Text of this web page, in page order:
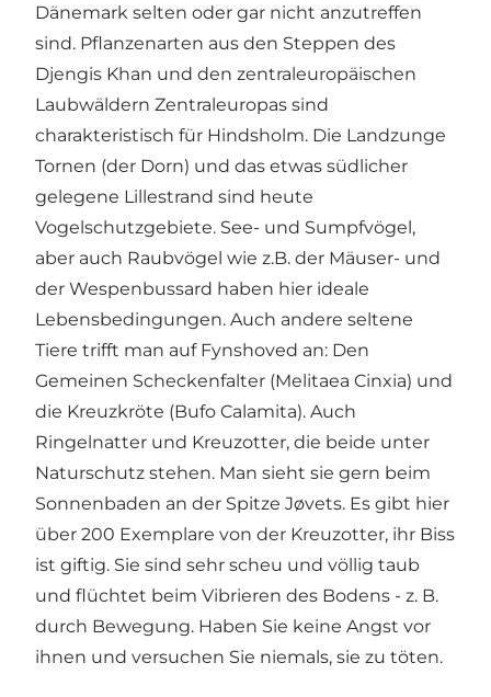
Dänemark selten oder gar nicht anzutreffen
sind. Pflanzenarten aus den Steppen des
Djengis Khan und den zentraleuropäischen
Laubwäldern Zentraleuropas sind
charakteristisch für Hindsholm. Die Landzunge
Tornen (der Dorn) und das etwas südlicher
gelegene Lillestrand sind heute
Vogelschutzgebiete. See- und Sumpfvögel,
aber auch Raubvögel wie z.B. der Mäuser- und
der Wespenbussard haben hier ideale
Lebensbedingungen. Auch andere seltene
Tiere trifft man auf Fynshoved an: Den
Gemeinen Scheckenfalter (Melitaea Cinxia) und
die Kreuzkröte (Bufo Calamita). Auch
Ringelnatter und Kreuzotter, die beide unter
Naturschutz stehen. Man sieht sie gern beim
Sonnenbaden an der Spitze Jøvets. Es gibt hier
über 200 Exemplare von der Kreuzotter, ihr Biss
ist giftig. Sie sind sehr scheu und völlig taub
und flüchtet beim Vibrieren des Bodens - z. B.
durch Bewegung. Haben Sie keine Angst vor
ihnen und versuchen Sie niemals, sie zu töten.